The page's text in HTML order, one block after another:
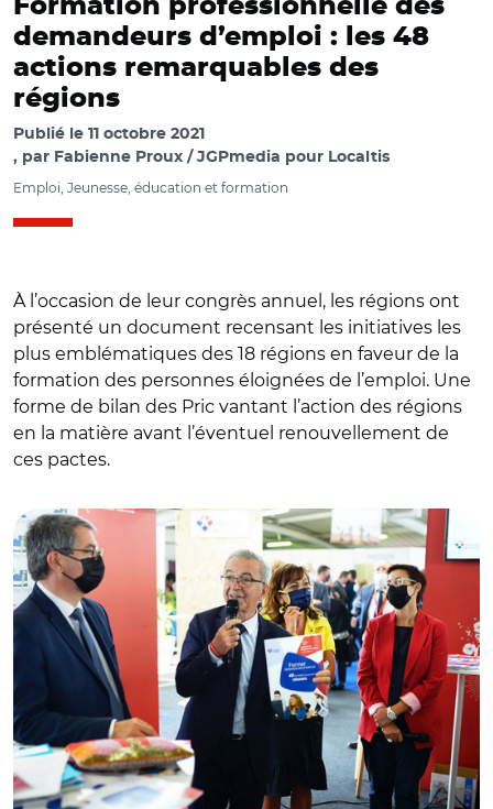
Formation professionnelle des
demandeurs d’emploi : les 48
actions remarquables des
régions
Publié le 11 octobre 2021
par Fabienne Proux / JGPmedia pour Localtis
Emploi, Jeunesse, éducation et formation
À l’occasion de leur congrès annuel, les régions ont
présenté un document recensant les initiatives les
plus emblématiques des 18 régions en faveur de la
formation des personnes éloignées de l’emploi. Une
forme de bilan des Pric vantant l’action des régions
en la matière avant l’éventuel renouvellement de
ces pactes.
© @Regionsdefrance/ François Bonneau, Carole Delga et